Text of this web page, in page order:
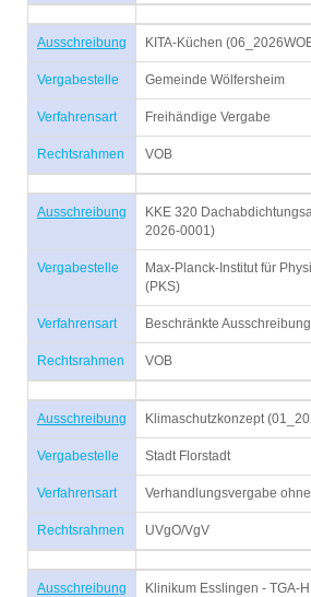
Ausschreibung KITA-Küchen
Vergabestelle Gemeinde Wölfersheim
Verfahrensart Freihändige Vergabe
Rechtsrahmen VOB
Ausschreibung
KKE 320
2026-0001)
Vergabestelle
Max-Planck-Institut für
(PKS)
Verfahrensart Beschränkte Ausschreibung
Rechtsrahmen VOB
Ausschreibung Klimaschutzkonzept
Vergabestelle Stadt Florstadt
Verfahrensart Verhandlungsvergabe
Rechtsrahmen UVgO/VgV
Ausschreibung
Klinikum Esslingen - TGA-